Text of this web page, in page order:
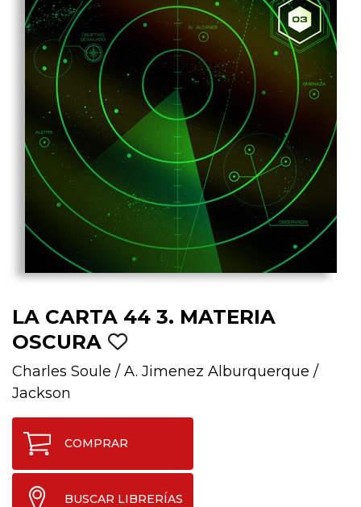
LA CARTA 44 3. MATERIA
OSCURA
Charles Soule / A. Jimenez Alburquerque /
Jackson
COMPRAR
BUSCAR LIBRERÍAS